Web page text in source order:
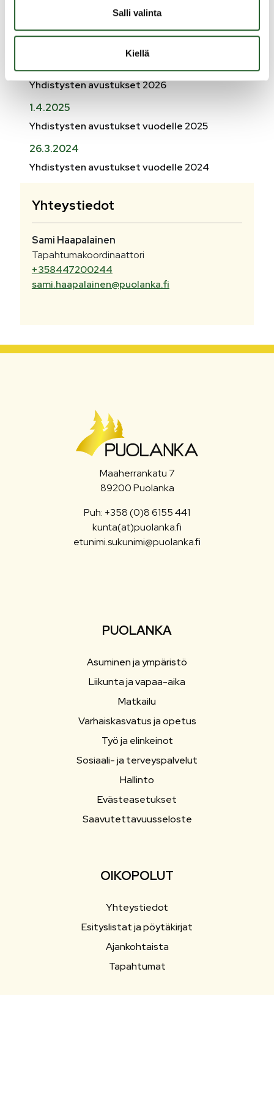
Salli valinta
Kiellä
Ajankohtaiset
Yhdistysten avustukset 2026
1.4.2025
Yhdistysten avustukset vuodelle 2025
26.3.2024
Yhdistysten avustukset vuodelle 2024
Yhteystiedot
Sami Haapalainen
Tapahtumakoordinaattori
+358447200244
sami.haapalainen@puolanka.fi
Maaherrankatu 7
89200 Puolanka
Puh: +358 (0)8 6155 441
kunta(at)puolanka.fi
etunimi.sukunimi@puolanka.fi
PUOLANKA
Asuminen ja ympäristö
Liikunta ja vapaa-aika
Matkailu
Varhaiskasvatus ja opetus
Työ ja elinkeinot
Sosiaali- ja terveyspalvelut
Hallinto
Evästeasetukset
Saavutettavuusseloste
OIKOPOLUT
Yhteystiedot
Esityslistat ja pöytäkirjat
Ajankohtaista
Tapahtumat